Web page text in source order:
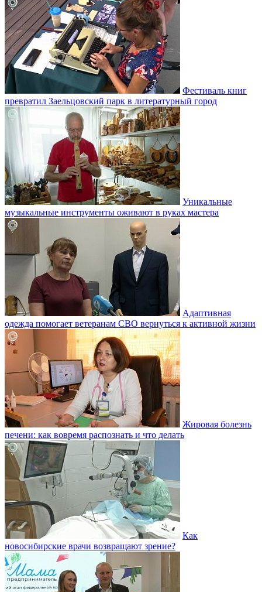
Фестиваль книг
превратил Заельцовский парк в литературный город
Уникальные
музыкальные инструменты оживают в руках мастера
Адаптивная
одежда помогает ветеранам СВО вернуться к активной жизни
Жировая болезнь
печени: как вовремя распознать и что делать
Как
новосибирские врачи возвращают зрение?